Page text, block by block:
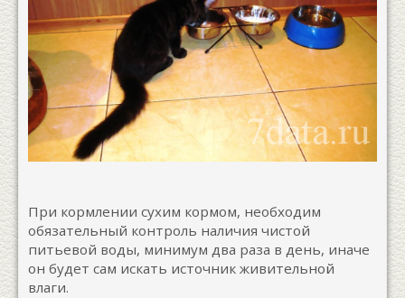
При кормлении сухим кормом, необходим
обязательный контроль наличия чистой
питьевой воды, минимум два раза в день, иначе
он будет сам искать источник живительной
влаги.